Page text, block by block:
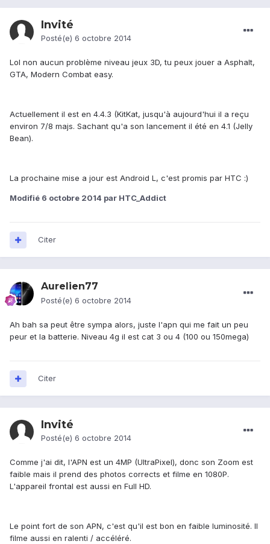
Invité
Posté(e) 6 octobre 2014
Lol non aucun problème niveau jeux 3D, tu peux jouer a Asphalt,
GTA, Modern Combat easy.
Actuellement il est en 4.4.3 (KitKat, jusqu'à aujourd'hui il a reçu
environ 7/8 majs. Sachant qu'a son lancement il été en 4.1 (Jelly
Bean).
La prochaine mise a jour est Android L, c'est promis par HTC :)
Modifié 6 octobre 2014 par HTC_Addict
Citer
Aurelien77
Posté(e) 6 octobre 2014
Ah bah sa peut être sympa alors, juste l'apn qui me fait un peu
peur et la batterie. Niveau 4g il est cat 3 ou 4 (100 ou 150mega)
Citer
Invité
Posté(e) 6 octobre 2014
Comme j'ai dit, l'APN est un 4MP (UltraPixel), donc son Zoom est
faible mais il prend des photos corrects et filme en 1080P.
L'appareil frontal est aussi en Full HD.
Le point fort de son APN, c'est qu'il est bon en faible luminosité. Il
filme aussi en ralenti / accéléré.